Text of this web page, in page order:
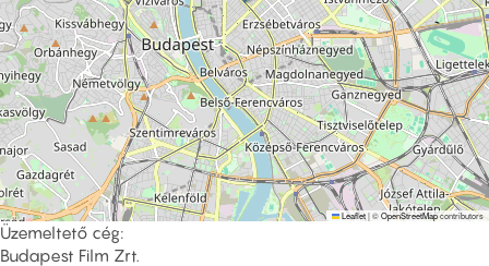
Leaflet|©OpenStreetMapcontributors
Üzemeltető cég:
Budapest Film Zrt.